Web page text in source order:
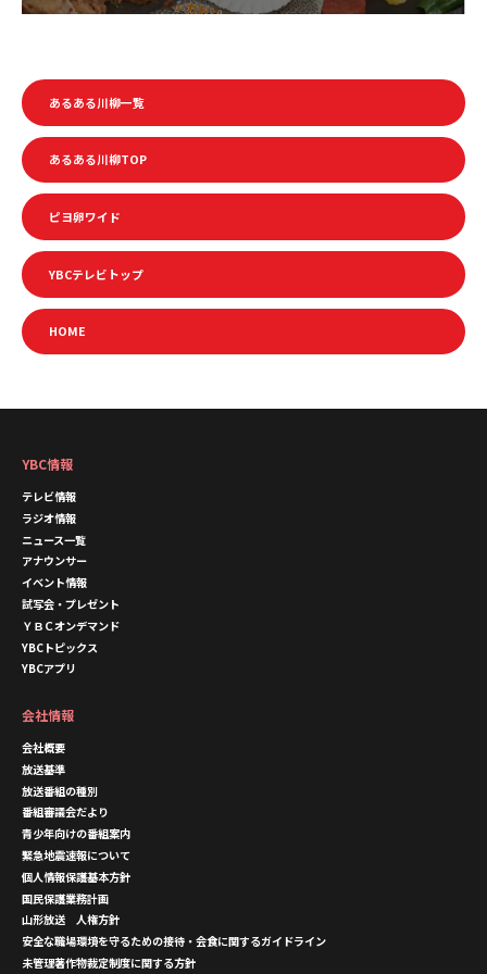
あるある川柳一覧
あるある川柳TOP
ピヨ卵ワイド
YBCテレビトップ
HOME
YBC情報
テレビ情報
ラジオ情報
ニュース一覧
アナウンサー
イベント情報
試写会・プレゼント
ＹＢＣオンデマンド
YBCトピックス
YBCアプリ
会社情報
会社概要
放送基準
放送番組の種別
番組審議会だより
青少年向けの番組案内
緊急地震速報について
個人情報保護基本方針
国民保護業務計画
山形放送 人権方針
安全な職場環境を守るための接待・会食に関するガイドライン
未管理著作物裁定制度に関する方針